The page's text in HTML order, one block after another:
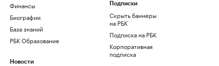
Финансы
Биографии
База знаний
РБК Образование
Новости
Подписки
Скрыть баннеры
на РБК
Подписка на РБК
Корпоративная
подписка